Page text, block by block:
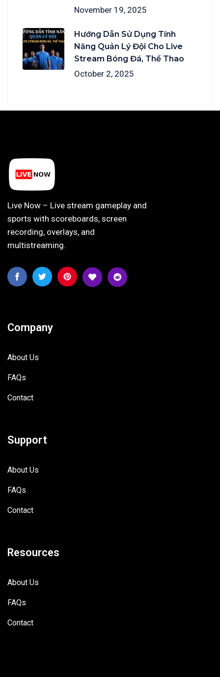
November 19, 2025
Hướng Dẫn Sử Dụng Tính
Năng Quản Lý Đội Cho Live
Stream Bóng Đá, Thể Thao
October 2, 2025
Live Now – Live stream gameplay and
sports with scoreboards, screen
recording, overlays, and
multistreaming.
Company
About Us
FAQs
Contact
Support
About Us
FAQs
Contact
Resources
About Us
FAQs
Contact